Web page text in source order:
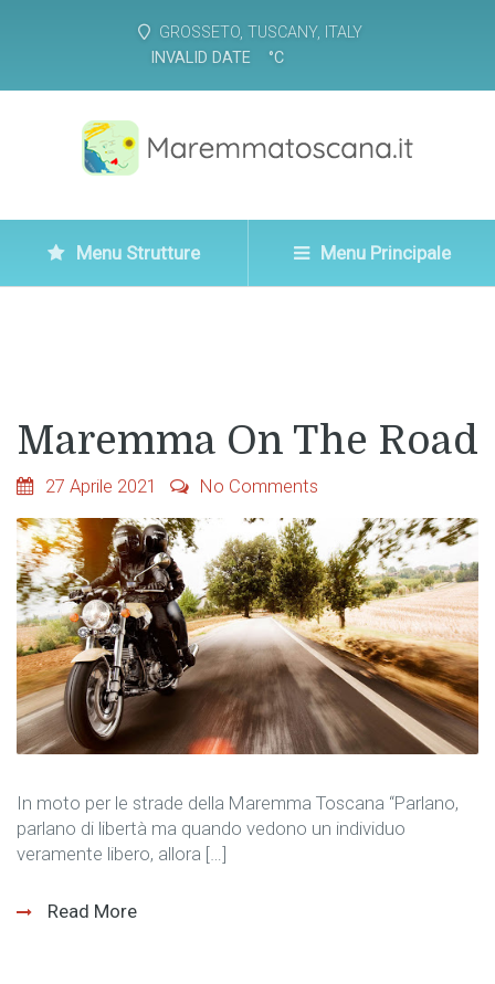
GROSSETO, TUSCANY, ITALY
INVALID DATE
°C
Menu Strutture Menu Principale
Maremma On The Road
27 Aprile 2021 No Comments
In moto per le strade della Maremma Toscana “Parlano,
parlano di libertà ma quando vedono un individuo
veramente libero, allora […]
Read More